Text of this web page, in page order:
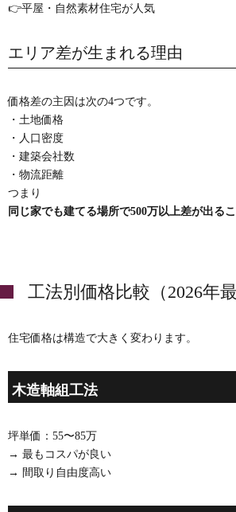
👉平屋・自然素材住宅が人気
エリア差が生まれる理由
価格差の主因は次の4つです。
・土地価格
・人口密度
・建築会社数
・物流距離
つまり
同じ家でも建てる場所で500万以上差が出る
工法別価格比較（2026年最
住宅価格は構造で大きく変わります。
木造軸組工法
坪単価：55〜85万
→ 最もコスパが良い
→ 間取り自由度高い